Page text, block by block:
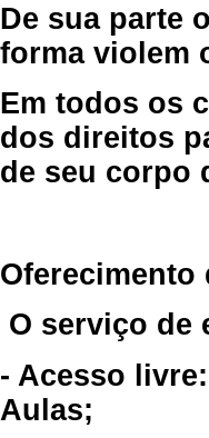
De sua parte
forma violem
Em todos os
dos direitos
de seu corpo
Oferecimento
O serviço de
- Acesso
Aulas;